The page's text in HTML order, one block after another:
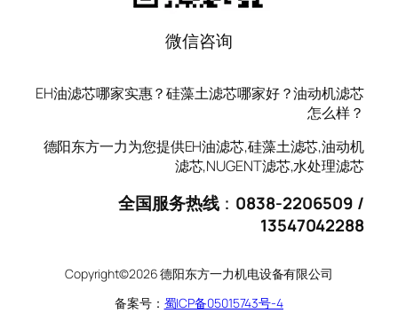
微信咨询
EH油滤芯哪家实惠？硅藻土滤芯哪家好？油动机滤芯
怎么样？
德阳东方一力为您提供EH油滤芯,硅藻土滤芯,油动机
滤芯,NUGENT滤芯,水处理滤芯
全国服务热线： 0838-2206509 /
13547042288
Copyright©2026 德阳东方一力机电设备有限公司
备案号： 蜀ICP备05015743号-4